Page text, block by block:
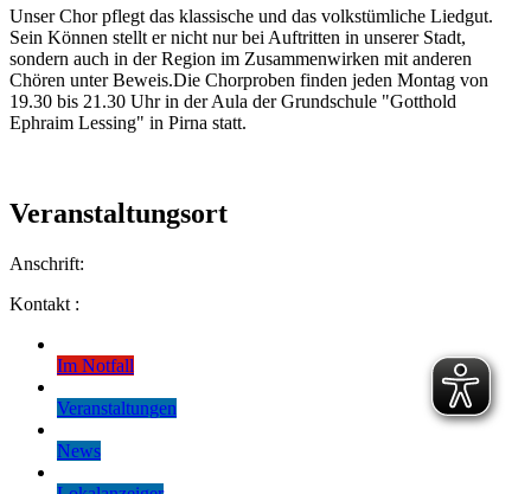
Unser Chor pflegt das klassische und das volkstümliche Liedgut.
Sein Können stellt er nicht nur bei Auftritten in unserer Stadt,
sondern auch in der Region im Zusammenwirken mit anderen
Chören unter Beweis.Die Chorproben finden jeden Montag von
19.30 bis 21.30 Uhr in der Aula der Grundschule "Gotthold
Ephraim Lessing" in Pirna statt.
Veranstaltungsort
Anschrift:
Kontakt :
Im Notfall
Veranstaltungen
News